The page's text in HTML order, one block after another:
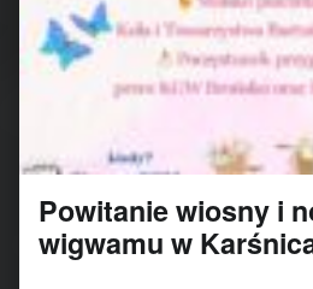
Powitanie wiosny i
wigwamu w